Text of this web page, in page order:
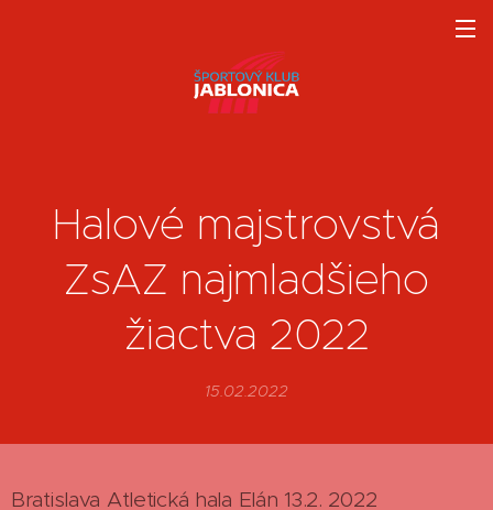
Halové majstrovstvá
ZsAZ najmladšieho
žiactva 2022
15.02.2022
Bratislava Atletická hala Elán 13.2. 2022